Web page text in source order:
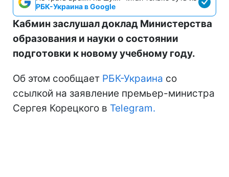
РБК-Украина в Google
Кабмин заслушал доклад Министерства
образования и науки о состоянии
подготовки к новому учебному году.
Об этом сообщает РБК-Украина со
ссылкой на заявление премьер-министра
Сергея Корецкого в Telegram.